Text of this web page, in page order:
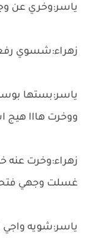
ياسر:وخري عن
زهراء:شسوي
ياسر:بستها
ووخرت هااا هيج
زهراء:وخرت
غسلت وجهي
ياسر:شويه واجي